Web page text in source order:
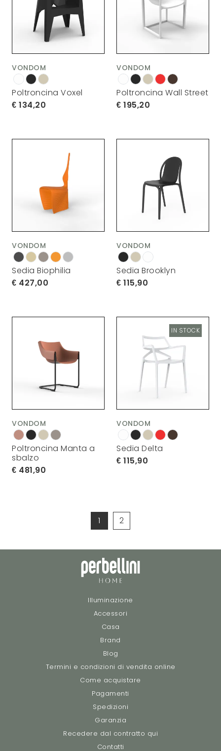
VONDOM
Poltroncina Voxel
134,20
VONDOM
Poltroncina Wall Street
195,20
VONDOM
Sedia Biophilia
427,00
VONDOM
Sedia Brooklyn
115,90
VONDOM
Poltroncina Manta a
sbalzo
481,90
VONDOM
Sedia Delta
115,90
IN STOCK
1 2
Illuminazione
Accessori
Casa
Brand
Blog
Termini e condizioni di vendita online
Come acquistare
Pagamenti
Spedizioni
Garanzia
Recedere dal contratto qui
Contatti